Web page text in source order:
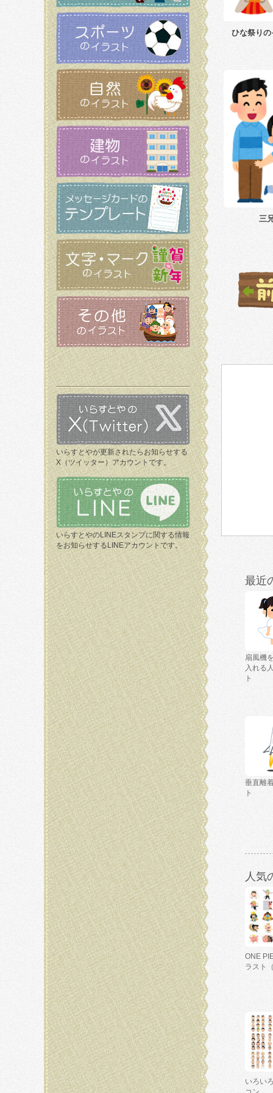
いらすとやが更新されたらお知らせする
X（ツイッター）アカウントです。
いらすとやのLINEスタンプに関する情報
をお知らせするLINEアカウントです。
ひな祭り
三
最近
扇風機
入れる
ト
垂直離
ト
人気
ONE
ラスト
いろい